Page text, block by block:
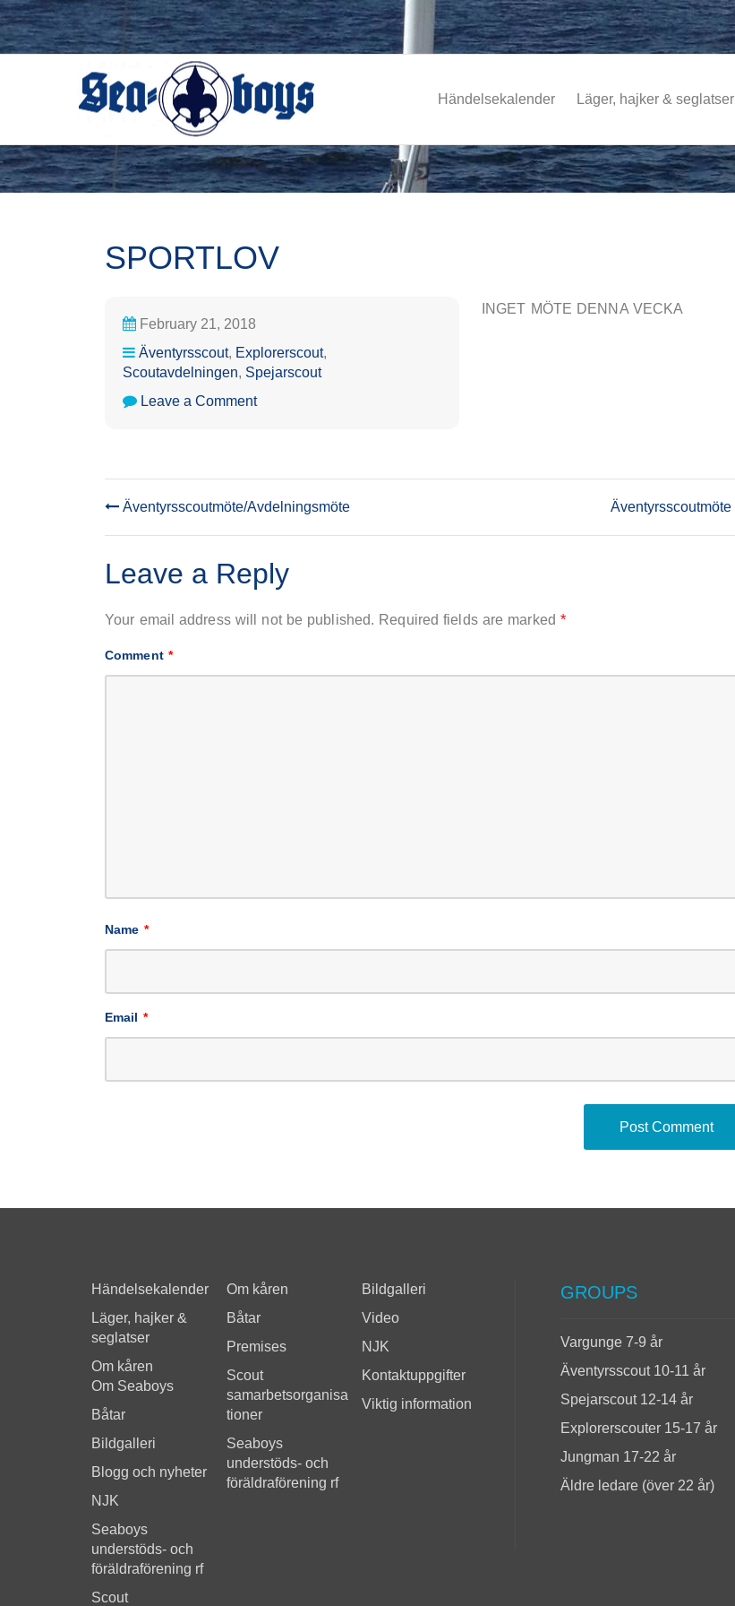
Skip
to
content
Händelsekalender Läger, hajker & seglatser
SPORTLOV
February 21, 2018
Äventyrsscout, Explorerscout,
Scoutavdelningen, Spejarscout
Leave a Commenton
INGET MÖTE DENNA VECKA
POST
NAVIGATION
Äventyrsscoutmöte/Avdelningsmöte Äventyrsscoutmöte
Leave a Reply
Your email address will not be published. Required fields are marked *
Comment *
Name *
Email *
Händelsekalender
Läger, hajker &
seglatser
Om kåren
Om Seaboys
Båtar
Bildgalleri
Blogg och nyheter
NJK
Seaboys
understöds- och
föräldraförening rf
Scout
Om kåren
Båtar
Premises
Scout
samarbetsorganisa
tioner
Seaboys
understöds- och
föräldraförening rf
Bildgalleri
Video
NJK
Kontaktuppgifter
Viktig information
GROUPS
Vargunge 7-9 år
Äventyrsscout 10-11 år
Spejarscout 12-14 år
Explorerscouter 15-17 år
Jungman 17-22 år
Äldre ledare (över 22 år)